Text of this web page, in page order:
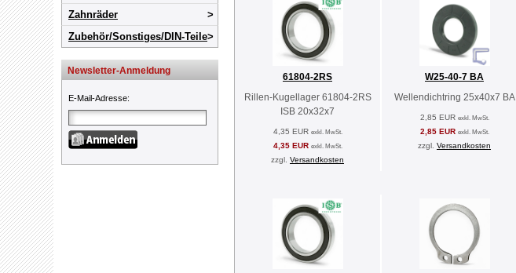
Zahnräder
Zubehör/Sonstiges/DIN-Teile
Newsletter-Anmeldung
E-Mail-Adresse:
61804-2RS
Rillen-Kugellager 61804-2RS
ISB 20x32x7
4,35 EUR exkl. MwSt.
4,35 EUR exkl. MwSt.
zzgl. Versandkosten
W25-40-7 BA
Wellendichtring 25x40x7 BA
2,85 EUR exkl. MwSt.
2,85 EUR exkl. MwSt.
zzgl. Versandkosten